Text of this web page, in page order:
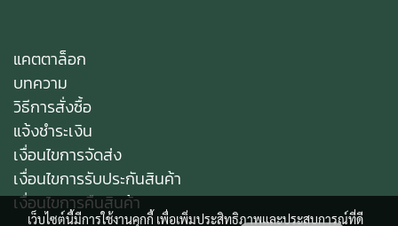
แคตตาล็อก
บทความ
วิธีการสั่งซื้อ
แจ้งชำระเงิน
เงื่อนไขการจัดส่ง
เงื่อนไขการรับประกันสินค้า
เงื่อนไขการคืนสินค้า
เว็บไซต์นี้มีการใช้งานคุกกี้ เพื่อเพิ่มประสิทธิภาพและประสบการณ์ที่ดี